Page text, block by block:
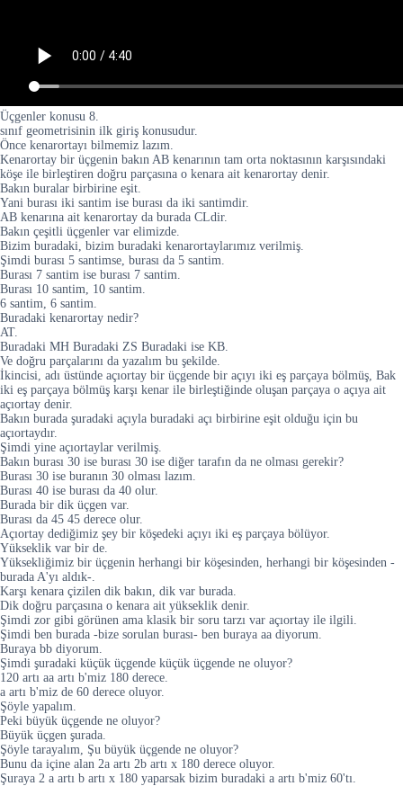
Üçgenler konusu 8.
sınıf geometrisinin ilk giriş konusudur.
Önce kenarortayı bilmemiz lazım.
Kenarortay bir üçgenin bakın AB kenarının tam orta noktasının karşısındaki
köşe ile birleştiren doğru parçasına o kenara ait kenarortay denir.
Bakın buralar birbirine eşit.
Yani burası iki santim ise burası da iki santimdir.
AB kenarına ait kenarortay da burada CLdir.
Bakın çeşitli üçgenler var elimizde.
Bizim buradaki, bizim buradaki kenarortaylarımız verilmiş.
Şimdi burası 5 santimse, burası da 5 santim.
Burası 7 santim ise burası 7 santim.
Burası 10 santim, 10 santim.
6 santim, 6 santim.
Buradaki kenarortay nedir?
AT.
Buradaki MH Buradaki ZS Buradaki ise KB.
Ve doğru parçalarını da yazalım bu şekilde.
İkincisi, adı üstünde açıortay bir üçgende bir açıyı iki eş parçaya bölmüş, Bak
iki eş parçaya bölmüş karşı kenar ile birleştiğinde oluşan parçaya o açıya ait
açıortay denir.
Bakın burada şuradaki açıyla buradaki açı birbirine eşit olduğu için bu
açıortaydır.
Şimdi yine açıortaylar verilmiş.
Bakın burası 30 ise burası 30 ise diğer tarafın da ne olması gerekir?
Burası 30 ise buranın 30 olması lazım.
Burası 40 ise burası da 40 olur.
Burada bir dik üçgen var.
Burası da 45 45 derece olur.
Açıortay dediğimiz şey bir köşedeki açıyı iki eş parçaya bölüyor.
Yükseklik var bir de.
Yüksekliğimiz bir üçgenin herhangi bir köşesinden, herhangi bir köşesinden -
burada A'yı aldık-.
Karşı kenara çizilen dik bakın, dik var burada.
Dik doğru parçasına o kenara ait yükseklik denir.
Şimdi zor gibi görünen ama klasik bir soru tarzı var açıortay ile ilgili.
Şimdi ben burada -bize sorulan burası- ben buraya aa diyorum.
Buraya bb diyorum.
Şimdi şuradaki küçük üçgende küçük üçgende ne oluyor?
120 artı aa artı b'miz 180 derece.
a artı b'miz de 60 derece oluyor.
Şöyle yapalım.
Peki büyük üçgende ne oluyor?
Büyük üçgen şurada.
Şöyle tarayalım, Şu büyük üçgende ne oluyor?
Bunu da içine alan 2a artı 2b artı x 180 derece oluyor.
Şuraya 2 a artı b artı x 180 yaparsak bizim buradaki a artı b'miz 60'tı.